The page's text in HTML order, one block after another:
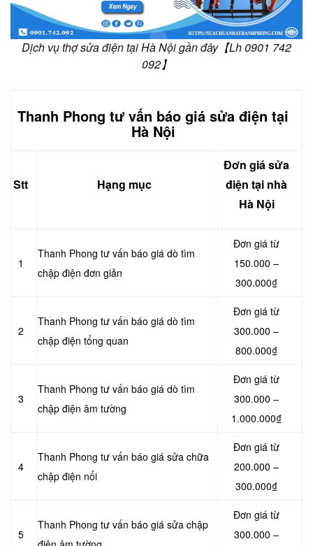
Dịch vụ thợ sửa điện tại Hà Nội gần đây【Lh 0901 742
092】
Thanh Phong tư vấn báo giá sửa điện tại
Hà Nội
Stt Hạng mục
Đơn giá sửa
điện tại nhà
Hà Nội
1
Thanh Phong tư vấn báo giá dò tìm
chập điện đơn giản
Đơn giá từ
150.000 –
300.000₫
2
Thanh Phong tư vấn báo giá dò tìm
chập điện tổng quan
Đơn giá từ
300.000 –
800.000₫
3
Thanh Phong tư vấn báo giá dò tìm
chập điện âm tường
Đơn giá từ
300.000 –
1.000.000₫
4
Thanh Phong tư vấn báo giá sửa chữa
chập điện nổi
Đơn giá từ
200.000 –
300.000₫
5
Thanh Phong tư vấn báo giá sửa chập
Đơn giá từ
300.000 –